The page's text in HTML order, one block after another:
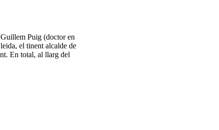
Puig (doctor en
el tinent alcalde de
En total, al llarg del